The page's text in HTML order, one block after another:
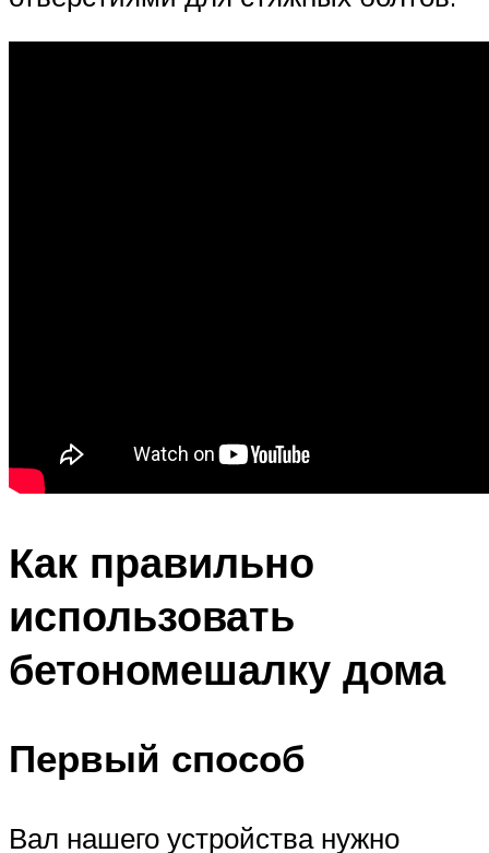
Как правильно
использовать
бетономешалку дома
Первый способ
Вал нашего устройства нужно